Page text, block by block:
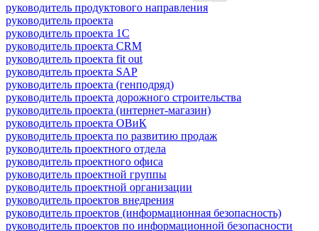
руководитель продуктового направления
руководитель проекта
руководитель проекта 1C
руководитель проекта CRM
руководитель проекта fit out
руководитель проекта SAP
руководитель проекта (генподряд)
руководитель проекта дорожного строительства
руководитель проекта (интернет-магазин)
руководитель проекта ОВиК
руководитель проекта по развитию продаж
руководитель проектного отдела
руководитель проектного офиса
руководитель проектной группы
руководитель проектной организации
руководитель проектов внедрения
руководитель проектов (информационная безопасность)
руководитель проектов по информационной безопасности